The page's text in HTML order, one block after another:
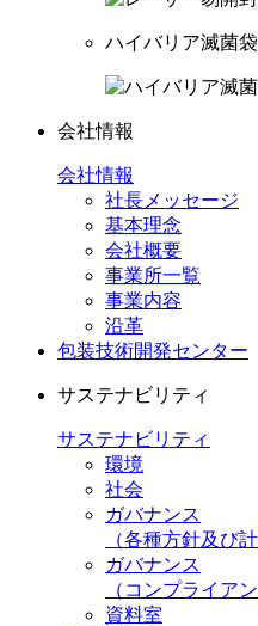
ハイバリア滅菌
会社情報
会社情報
社長メッセージ
基本理念
会社概要
事業所一覧
事業内容
沿革
包装技術開発センター
サステナビリティ
サステナビリティ
環境
社会
ガバナンス
（各種方針及び計
ガバナンス
（コンプライア
資料室